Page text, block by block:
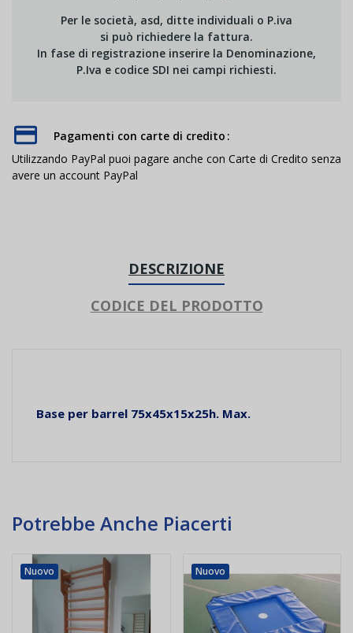
Per le società, asd, ditte individuali o P.iva
si può richiedere la fattura.
In fase di registrazione inserire la Denominazione,
P.Iva e codice SDI nei campi richiesti.
Pagamenti con carte di credito
Utilizzando PayPal puoi pagare anche con Carte di Credito senza
avere un account PayPal
DESCRIZIONE
CODICE DEL PRODOTTO
Base per barrel 75x45x15x25h. Max.
Potrebbe Anche Piacerti
Nuovo Nuovo